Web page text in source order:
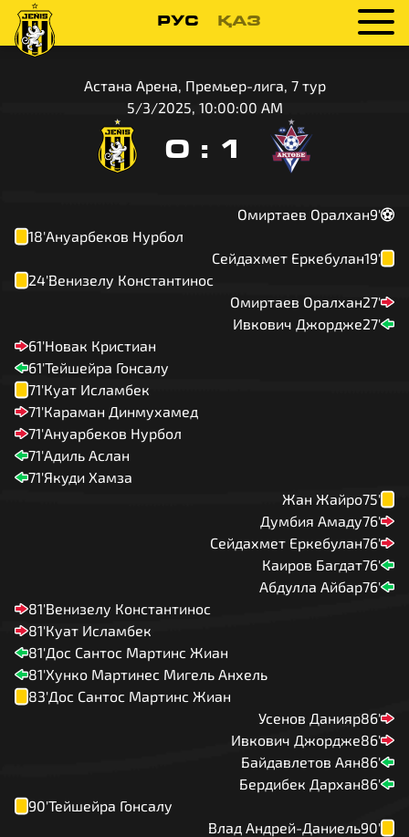
РУС ҚАЗ
Астана Арена, Премьер-лига, 7 тур
5/3/2025, 10:00:00 AM
0 : 1
9'
Омиртаев Оралхан
18'Ануарбеков Нурбол
19'
Сейдахмет Еркебулан
24'Венизелу Константинос
27'
Омиртаев Оралхан
27'
Ивкович Джордже
61'Новак Кристиан
61'Тейшейра Гонсалу
71'Куат Исламбек
71'Караман Динмухамед
71'Ануарбеков Нурбол
71'Адиль Аслан
71'Якуди Хамза
75'
Жан Жайро
76'
Думбия Амаду
76'
Сейдахмет Еркебулан
76'
Каиров Багдат
76'
Абдулла Айбар
81'Венизелу Константинос
81'Куат Исламбек
81'Дос Сантос Мартинс Жиан
81'Хунко Мартинес Мигель Анхель
83'Дос Сантос Мартинс Жиан
86'
Усенов Данияр
86'
Ивкович Джордже
86'
Байдавлетов Аян
86'
Бердибек Дархан
90'Тейшейра Гонсалу
90'
Влад Андрей-Даниель